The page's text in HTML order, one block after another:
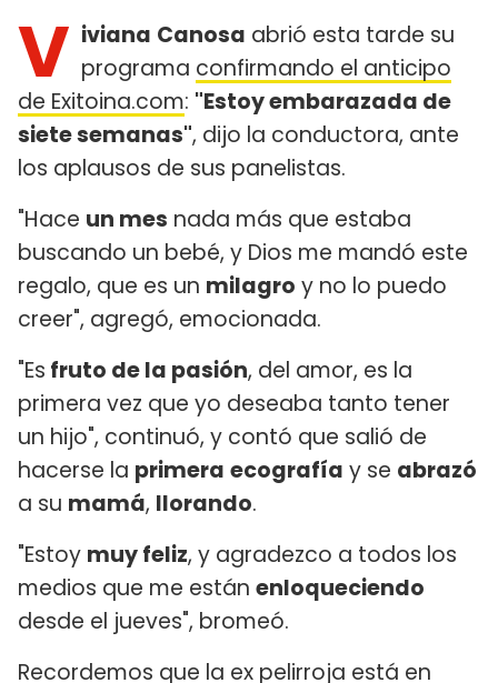
V iviana Canosa abrió esta tarde su
programa confirmando el anticipo
de Exitoina.com: "Estoy embarazada de
siete semanas", dijo la conductora, ante
los aplausos de sus panelistas.
"Hace un mes nada más que estaba
buscando un bebé, y Dios me mandó este
regalo, que es un milagro y no lo puedo
creer", agregó, emocionada.
"Es fruto de la pasión, del amor, es la
primera vez que yo deseaba tanto tener
un hijo", continuó, y contó que salió de
hacerse la primera ecografía y se abrazó
a su mamá, llorando.
"Estoy muy feliz, y agradezco a todos los
medios que me están enloqueciendo
desde el jueves", bromeó.
Recordemos que la ex pelirroja está en